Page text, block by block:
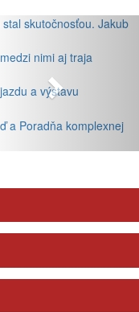
skutočnosťou. Jakub
nimi aj traja
a výstavu
a Poradňa komplexnej